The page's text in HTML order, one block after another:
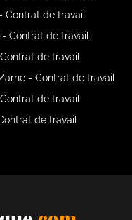
Contrat de travail
Contrat de travail
de travail
- Contrat de travail
de travail
de travail